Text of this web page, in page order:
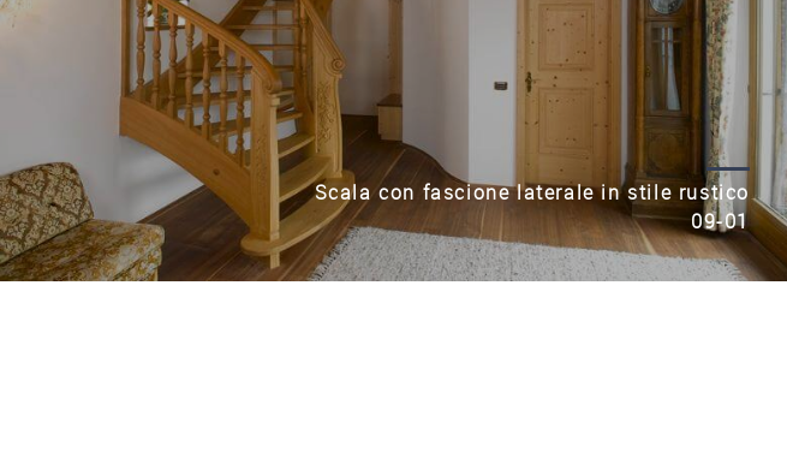
Scala con fascione laterale in stile rustico
09-01